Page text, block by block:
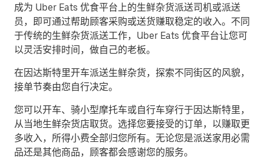
成为 Uber Eats 优食平台上的生鲜杂货派送司机或派送
员，即可通过帮助顾客采购或送货赚取稳定的收入。不同
于传统的生鲜杂货派送工作，Uber Eats 优食平台让您可
以灵活安排时间，做自己的老板。
在因达斯特里开车派送生鲜杂货，探索不同街区的风貌，
接单节奏由您自行决定。
您可以开车、骑小型摩托车或自行车穿行于因达斯特里，
从当地生鲜杂货店取货。选择您要接受的订单，以赚取更
多收入，所得小费全部归您所有。无论您是派送家用必需
品还是其他商品，顾客都会感谢您的服务。